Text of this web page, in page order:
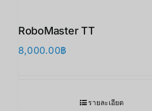
RoboMaster TT
8,000.00฿
รายละเอียด